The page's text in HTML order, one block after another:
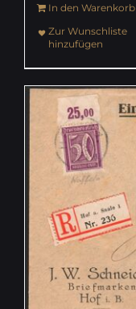
In den Warenkorb
Zur Wunschliste
hinzufügen